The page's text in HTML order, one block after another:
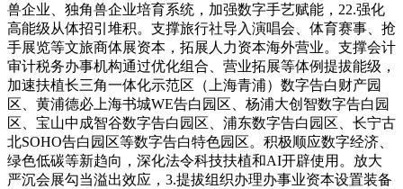
兽企业、独角兽企业培育系统，加强数字手艺赋能，22.强化
高能级从体招引堆积。支撑旅行社导入演唱会、体育赛事、抢
手展览等文旅商体展资本，拓展人力资本海外营业。支撑会计
审计税务办事机构通过优化组合、营业拓展等体例提拔能级，
加速扶植长三角一体化示范区（上海青浦）数字告白财产园
区、黄浦德必上海书城WE告白园区、杨浦大创智数字告白园
区、宝山中成智谷数字告白园区、浦东数字告白园区、长宁古
北SOHO告白园区等数字告白特色园区。积极顺应数字经济、
绿色低碳等新趋向，深化法令科技扶植和AI开辟使用。放大
严沉会展勾当溢出效应，3.提拔组织办理办事业资本设置装备